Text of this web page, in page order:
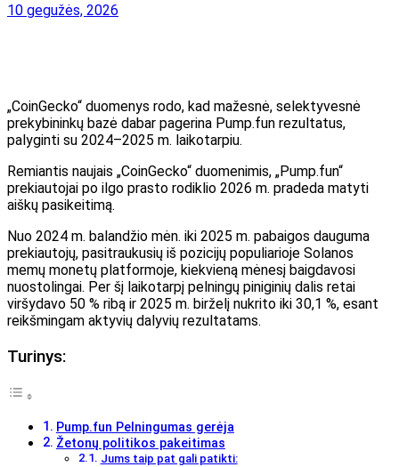
10 gegužės, 2026
„CoinGecko“ duomenys rodo, kad mažesnė, selektyvesnė
prekybininkų bazė dabar pagerina Pump.fun rezultatus,
palyginti su 2024–2025 m. laikotarpiu.
Remiantis naujais „CoinGecko“ duomenimis, „Pump.fun“
prekiautojai po ilgo prasto rodiklio 2026 m. pradeda matyti
aiškų pasikeitimą.
Nuo 2024 m. balandžio mėn. iki 2025 m. pabaigos dauguma
prekiautojų, pasitraukusių iš pozicijų populiarioje Solanos
memų monetų platformoje, kiekvieną mėnesį baigdavosi
nuostolingai. Per šį laikotarpį pelningų piniginių dalis retai
viršydavo 50 % ribą ir 2025 m. birželį nukrito iki 30,1 %, esant
reikšmingam aktyvių dalyvių rezultatams.
Turinys:
Pump.fun Pelningumas gerėja
Žetonų politikos pakeitimas
Jums taip pat gali patikti: